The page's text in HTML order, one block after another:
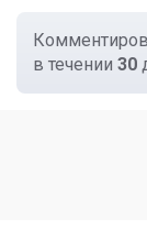
в течении 30